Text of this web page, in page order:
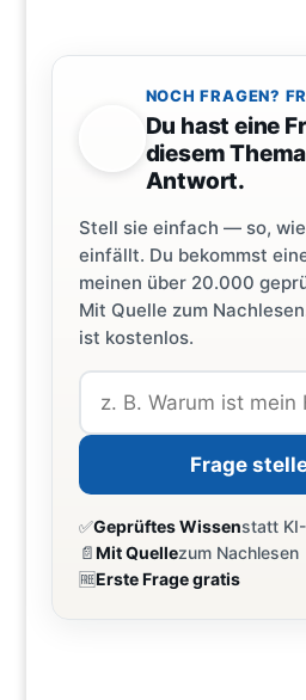
NOCH FRAGEN?
Du hast eine
diesem
Antwort.
Stell sie einfach — so,
einfällt. Du bekommst
meinen über 20.000
Mit Quelle zum
ist kostenlos.
Frage
✅Geprüftes Wissenstatt
📄Mit Quellezum Nachlesen
🆓Erste Frage gratis